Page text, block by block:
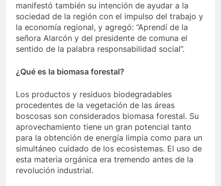
manifestó también su intención de ayudar a la
sociedad de la región con el impulso del trabajo y
la economía regional, y agregó: “Aprendí de la
señora Alarcón y del presidente de comuna el
sentido de la palabra responsabilidad social”.
¿Qué es la biomasa forestal?
Los productos y residuos biodegradables
procedentes de la vegetación de las áreas
boscosas son considerados biomasa forestal. Su
aprovechamiento tiene un gran potencial tanto
para la obtención de energía limpia como para un
simultáneo cuidado de los ecosistemas. El uso de
esta materia orgánica era tremendo antes de la
revolución industrial.